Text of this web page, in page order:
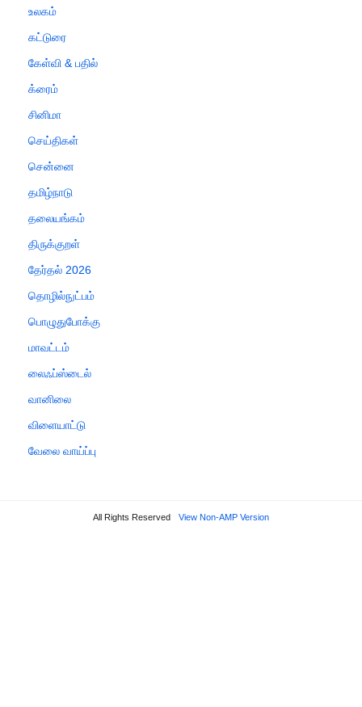
உலகம்
கட்டுரை
கேள்வி & பதில்
க்ரைம்
சினிமா
செய்திகள்
சென்னை
தமிழ்நாடு
தலையங்கம்
திருக்குறள்
தேர்தல் 2026
தொழில்நுட்பம்
பொழுதுபோக்கு
மாவட்டம்
லைஃப்ஸ்டைல்
வானிலை
விளையாட்டு
வேலை வாய்ப்பு
All Rights Reserved View Non-AMP Version